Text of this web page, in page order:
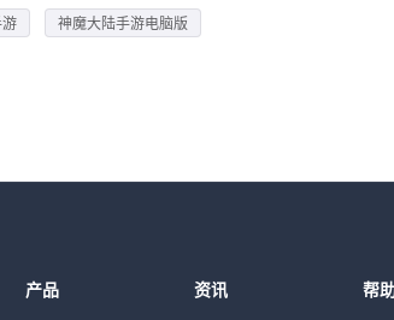
神魔大陆手游电脑版
产品 资讯 帮